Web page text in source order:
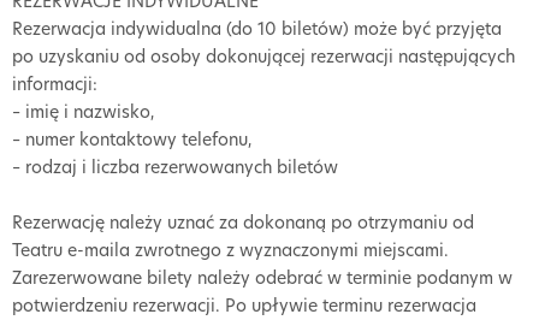
Rezerwacja indywidualna (do 10 biletów) może być przyjęta
po uzyskaniu od osoby dokonującej rezerwacji następujących
informacji:
– imię i nazwisko,
– numer kontaktowy telefonu,
– rodzaj i liczba rezerwowanych biletów
Rezerwację należy uznać za dokonaną po otrzymaniu od
Teatru e-maila zwrotnego z wyznaczonymi miejscami.
Zarezerwowane bilety należy odebrać w terminie podanym w
potwierdzeniu rezerwacji. Po upływie terminu rezerwacja